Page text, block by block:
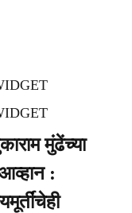
मुंढेंच्या
: